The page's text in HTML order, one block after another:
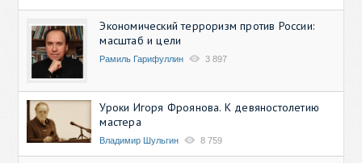
Экономический терроризм против России:
масштаб и цели
Рамиль Гарифуллин 3 897
Уроки Игоря Фроянова. К девяностолетию
мастера
Владимир Шульгин 8 759